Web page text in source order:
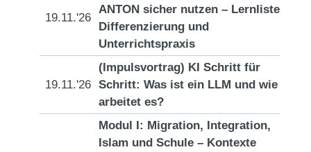
19.11.'26
ANTON sicher nutzen – Lernlisten,
Differenzierung und
Unterrichtspraxis
19.11.'26
(Impulsvortrag) KI Schritt für
Schritt: Was ist ein LLM und wie
arbeitet es?
Modul I: Migration, Integration,
Islam und Schule – Kontexte